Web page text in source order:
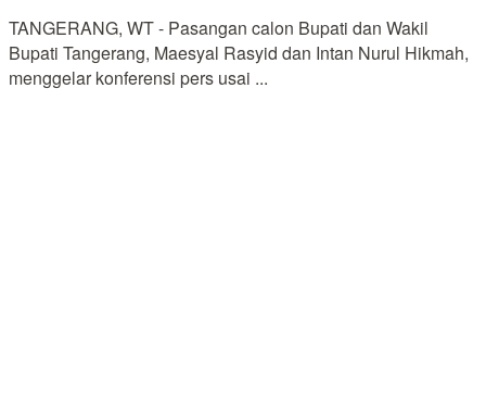
TANGERANG, WT - Pasangan calon Bupati dan Wakil
Bupati Tangerang, Maesyal Rasyid dan Intan Nurul Hikmah,
menggelar konferensi pers usai ...